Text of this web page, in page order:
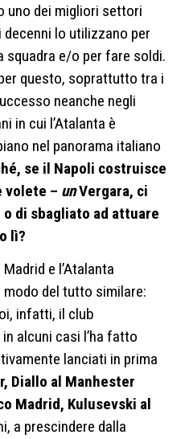
uno dei migliori settori
decenni lo utilizzano per
e/o per fare soldi.
questo, soprattutto tra i
neanche negli
in cui l’Atalanta è
nel panorama italiano
se il Napoli costruisce
volete – unVergara, ci
di sbagliato ad attuare
lì?
e l’Atalanta
del tutto similare:
infatti, il club
alcuni casi l’ha fatto
lanciati in prima
Diallo al Manhester
Madrid, Kulusevski al
a prescindere dalla